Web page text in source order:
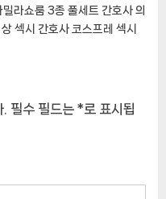
밀라쇼룸 3종 풀세트 간호사 의
상 섹시 간호사 코스프레 섹시
필수 필드는 *로 표시됩